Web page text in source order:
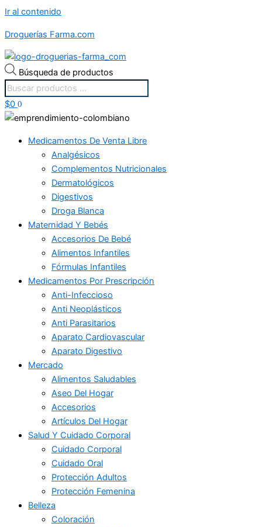
Ir al contenido
Droguerías Farma.com
Búsqueda de productos
$0 0
Medicamentos De Venta Libre
Analgésicos
Complementos Nutricionales
Dermatológicos
Digestivos
Droga Blanca
Maternidad Y Bebés
Accesorios De Bebé
Alimentos Infantiles
Fórmulas Infantiles
Medicamentos Por Prescripción
Anti-Infeccioso
Anti Neoplásticos
Anti Parasitarios
Aparato Cardiovascular
Aparato Digestivo
Mercado
Alimentos Saludables
Aseo Del Hogar
Accesorios
Artículos Del Hogar
Salud Y Cuidado Corporal
Cuidado Corporal
Cuidado Oral
Protección Adultos
Protección Femenina
Belleza
Coloración